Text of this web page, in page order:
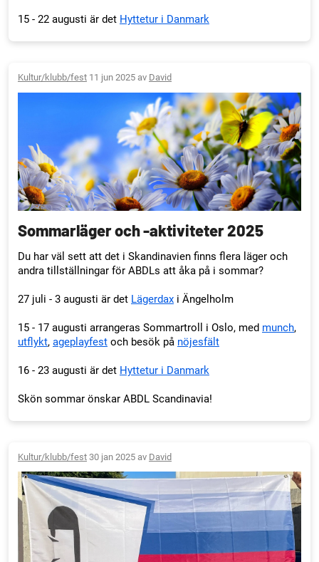
15 - 22 augusti är det Hyttetur i Danmark
Kultur/klubb/fest 11 jun 2025 av David
Sommarläger och -aktiviteter 2025
Du har väl sett att det i Skandinavien finns flera läger och
andra tillställningar för ABDLs att åka på i sommar?
27 juli - 3 augusti är det Lägerdax i Ängelholm
15 - 17 augusti arrangeras Sommartroll i Oslo, med munch,
utflykt, ageplayfest och besök på nöjesfält
16 - 23 augusti är det Hyttetur i Danmark
Skön sommar önskar ABDL Scandinavia!
Kultur/klubb/fest 30 jan 2025 av David